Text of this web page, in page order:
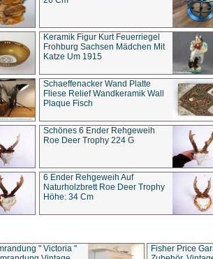
Keramik Figur Kurt Feuerriegel
Frohburg Sachsen Mädchen Mit
Katze Um 1915
Schaeffenacker Wand Platte
Fliese Relief Wandkeramik Wall
Plaque Fisch
Schönes 6 Ender Rehgeweih
Roe Deer Trophy 224 G
6 Ender Rehgeweih Auf
Naturholzbrett Roe Deer Trophy
Höhe: 34 Cm
" Victoria "
Fisher Price